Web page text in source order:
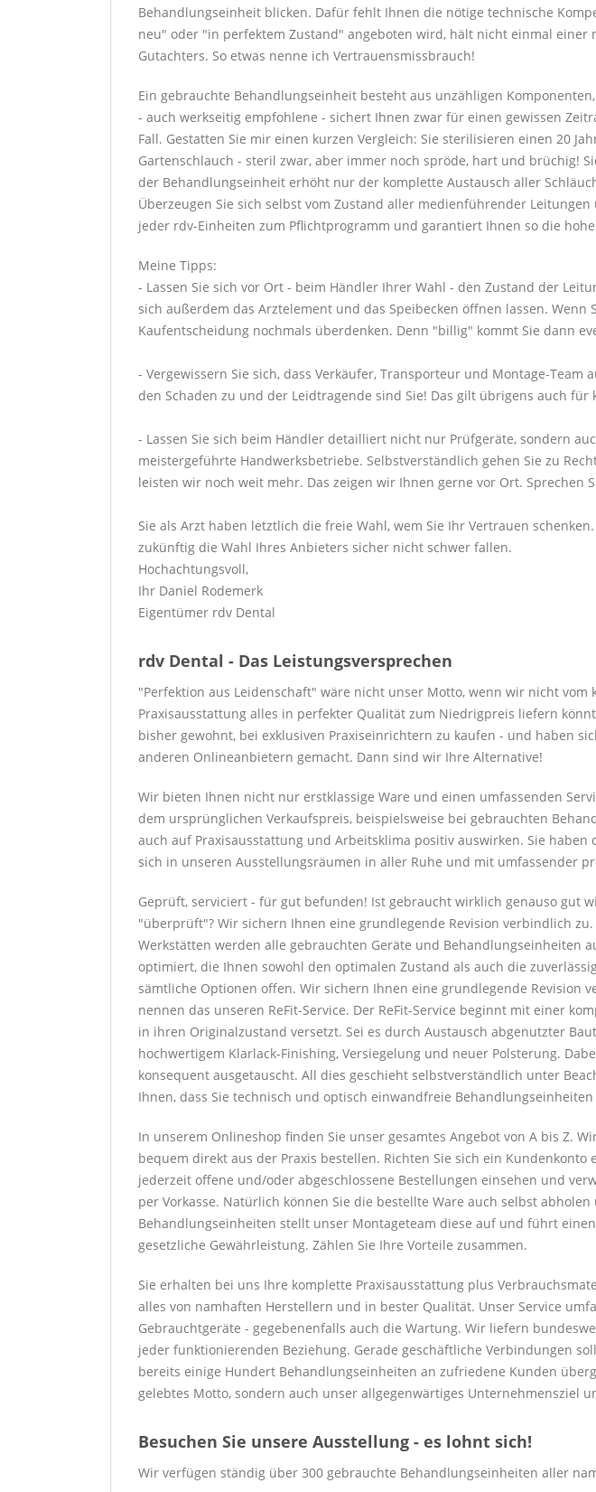
Behandlungseinheit blicken. Dafür fehlt Ihnen die nötige technische
neu" oder "in perfektem Zustand" angeboten wird, hält nicht einmal
Gutachters. So etwas nenne ich Vertrauensmissbrauch!
Ein gebrauchte Behandlungseinheit besteht aus unzähligen
- auch werkseitig empfohlene - sichert Ihnen zwar für einen gewissen
Fall. Gestatten Sie mir einen kurzen Vergleich: Sie sterilisieren einen 20
Gartenschlauch - steril zwar, aber immer noch spröde, hart und brüchig!
der Behandlungseinheit erhöht nur der komplette Austausch aller
Überzeugen Sie sich selbst vom Zustand aller medienführender
jeder rdv-Einheiten zum Pflichtprogramm und garantiert Ihnen so die
Meine Tipps:
- Lassen Sie sich vor Ort - beim Händler Ihrer Wahl - den Zustand der
sich außerdem das Arztelement und das Speibecken öffnen lassen.
Kaufentscheidung nochmals überdenken. Denn "billig" kommt Sie dann
- Vergewissern Sie sich, dass Verkäufer, Transporteur und Montage-
den Schaden zu und der Leidtragende sind Sie! Das gilt übrigens auch
- Lassen Sie sich beim Händler detailliert nicht nur Prüfgeräte, sondern
meistergeführte Handwerksbetriebe. Selbstverständlich gehen Sie zu
leisten wir noch weit mehr. Das zeigen wir Ihnen gerne vor Ort. Sprechen
Sie als Arzt haben letztlich die freie Wahl, wem Sie Ihr Vertrauen
zukünftig die Wahl Ihres Anbieters sicher nicht schwer fallen.
Hochachtungsvoll,
Ihr Daniel Rodemerk
Eigentümer rdv Dental
rdv Dental - Das Leistungsversprechen
"Perfektion aus Leidenschaft" wäre nicht unser Motto, wenn wir nicht
Praxisausstattung alles in perfekter Qualität zum Niedrigpreis liefern
bisher gewohnt, bei exklusiven Praxiseinrichtern zu kaufen - und haben
anderen Onlineanbietern gemacht. Dann sind wir Ihre Alternative!
Wir bieten Ihnen nicht nur erstklassige Ware und einen umfassenden
dem ursprünglichen Verkaufspreis, beispielsweise bei gebrauchten
auch auf Praxisausstattung und Arbeitsklima positiv auswirken. Sie
sich in unseren Ausstellungsräumen in aller Ruhe und mit umfassender
Geprüft, serviciert - für gut befunden! Ist gebraucht wirklich genauso gut
"überprüft"? Wir sichern Ihnen eine grundlegende Revision verbindlich
Werkstätten werden alle gebrauchten Geräte und Behandlungseinheiten
optimiert, die Ihnen sowohl den optimalen Zustand als auch die
sämtliche Optionen offen. Wir sichern Ihnen eine grundlegende Revision
nennen das unseren ReFit-Service. Der ReFit-Service beginnt mit einer
in ihren Originalzustand versetzt. Sei es durch Austausch abgenutzter
hochwertigem Klarlack-Finishing, Versiegelung und neuer Polsterung.
konsequent ausgetauscht. All dies geschieht selbstverständlich unter
Ihnen, dass Sie technisch und optisch einwandfreie
In unserem Onlineshop finden Sie unser gesamtes Angebot von A bis Z.
bequem direkt aus der Praxis bestellen. Richten Sie sich ein
jederzeit offene und/oder abgeschlossene Bestellungen einsehen und
per Vorkasse. Natürlich können Sie die bestellte Ware auch selbst
Behandlungseinheiten stellt unser Montageteam diese auf und führt
gesetzliche Gewährleistung. Zählen Sie Ihre Vorteile zusammen.
Sie erhalten bei uns Ihre komplette Praxisausstattung plus
alles von namhaften Herstellern und in bester Qualität. Unser Service
Gebrauchtgeräte - gegebenenfalls auch die Wartung. Wir liefern
jeder funktionierenden Beziehung. Gerade geschäftliche Verbindungen
bereits einige Hundert Behandlungseinheiten an zufriedene Kunden
gelebtes Motto, sondern auch unser allgegenwärtiges Unternehmensziel
Besuchen Sie unsere Ausstellung - es lohnt sich!
Wir verfügen ständig über 300 gebrauchte Behandlungseinheiten aller